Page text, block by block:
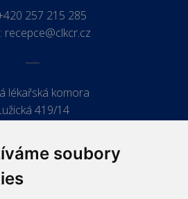
soubory
257 215 285
recepce@clkcr.cz
lékařská komora
419/14